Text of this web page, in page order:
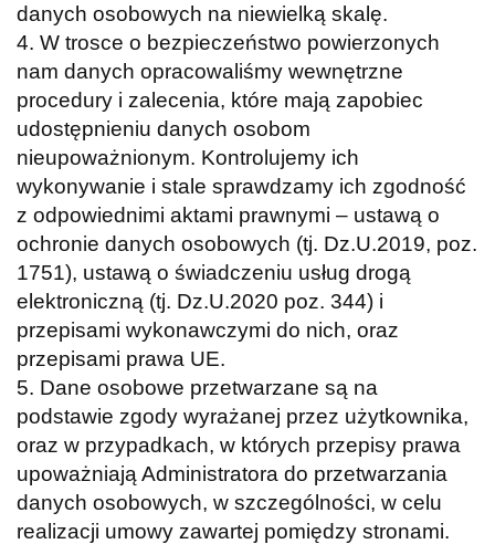
danych osobowych na niewielką skalę.
4. W trosce o bezpieczeństwo powierzonych
nam danych opracowaliśmy wewnętrzne
procedury i zalecenia, które mają zapobiec
udostępnieniu danych osobom
nieupoważnionym. Kontrolujemy ich
wykonywanie i stale sprawdzamy ich zgodność
z odpowiednimi aktami prawnymi – ustawą o
ochronie danych osobowych (tj. Dz.U.2019, poz.
1751), ustawą o świadczeniu usług drogą
elektroniczną (tj. Dz.U.2020 poz. 344) i
przepisami wykonawczymi do nich, oraz
przepisami prawa UE.
5. Dane osobowe przetwarzane są na
podstawie zgody wyrażanej przez użytkownika,
oraz w przypadkach, w których przepisy prawa
upoważniają Administratora do przetwarzania
danych osobowych, w szczególności, w celu
realizacji umowy zawartej pomiędzy stronami.